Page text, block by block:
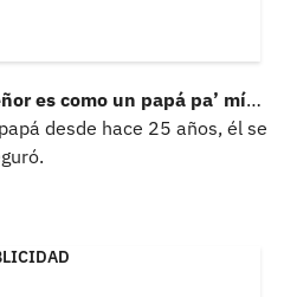
es como un papá pa’ mí…
desde hace 25 años, él se